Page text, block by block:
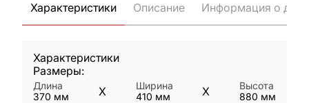
Характеристики Описание Информация о
Характеристики
Размеры:
Длина
370 мм X
Ширина
410 мм X
Высота
880 мм